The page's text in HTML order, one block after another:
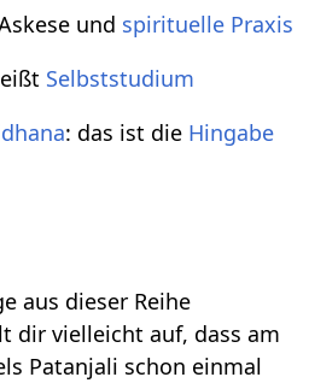
und spirituelle Praxis
Selbststudium
: das ist die Hingabe
aus dieser Reihe
dir vielleicht auf, dass am
Patanjali schon einmal